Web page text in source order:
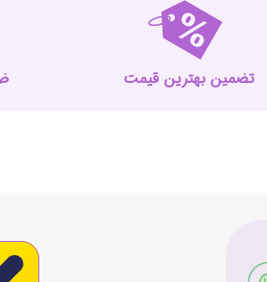
تضمین بهترین قیمت